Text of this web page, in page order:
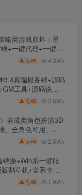
略类游戏崩坏：星
+一键代理+一键启
88 4.3W+
3.4真端服务端+源码
工具+源码说明
66 2.8W+
养成类角色扮演3D
、全角色可用、无
程
66 2.5W+
端游+Win系一键服
割草机+全系卡池
66 1.9W+